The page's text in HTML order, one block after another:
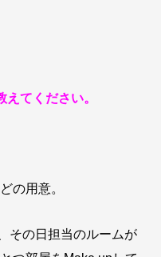
てください。
の用意。
その日担当のルームが